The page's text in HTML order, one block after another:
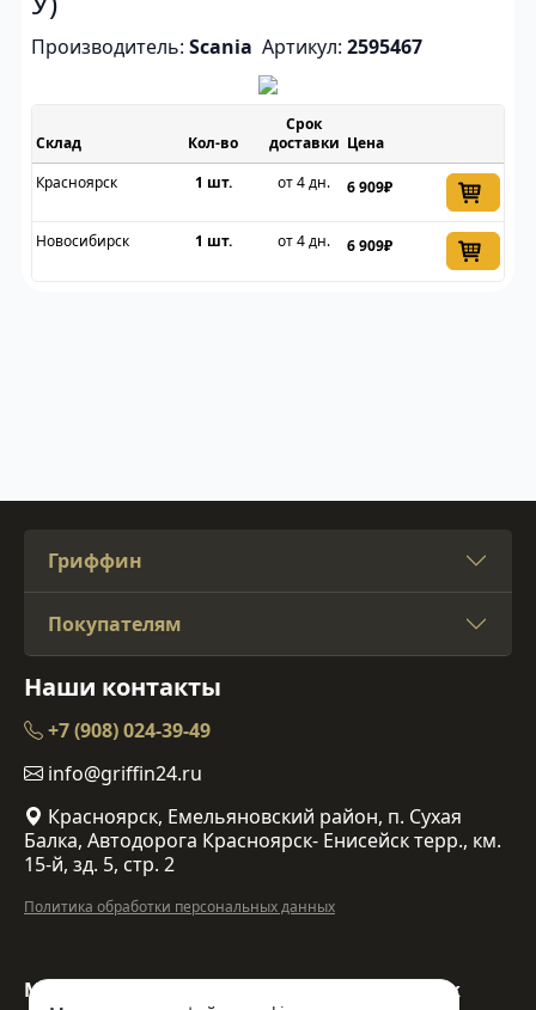
Производитель: Scania Артикул: 2595467
Склад
Срок
доставки Цена
Красноярск
1 шт. от 4 дн. 6 909₽
Новосибирск 1 шт. от 4 дн. 6 909₽
Гриффин
Покупателям
Наши контакты
+7 (908) 024-39-49
info@griffin24.ru
Красноярск, Емельяновский район, п. Сухая
Балка, Автодорога Красноярск- Енисейск терр., км.
15-й, зд. 5, стр. 2
Политика обработки персональных данных
Мы в социальных
Мы принимаем к